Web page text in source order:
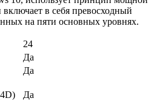
в себя превосходный
на пяти основных уровнях.
24
Да
Да
Да